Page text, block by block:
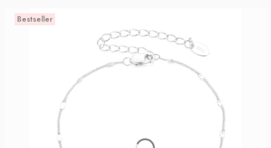
Bestseller